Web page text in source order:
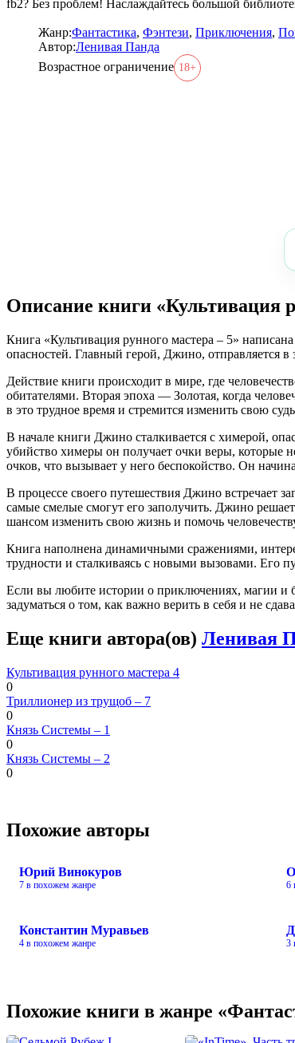
fb2? Без проблем! Наслаждайтесь большой
Жанр:Фантастика, Фэнтези, Приключения,
Автор:Ленивая Панда
Возрастное ограничение 18+
Описание книги «Культивация
Книга «Культивация рунного мастера – 5»
опасностей. Главный герой, Джино, отправляется
Действие книги происходит в мире, где
обитателями. Вторая эпоха — Золотая, когда
в это трудное время и стремится изменить свою
В начале книги Джино сталкивается с химерой,
убийство химеры он получает очки веры, которые
очков, что вызывает у него беспокойство. Он
В процессе своего путешествия Джино встречает
самые смелые смогут его заполучить. Джино
шансом изменить свою жизнь и помочь
Книга наполнена динамичными сражениями,
трудности и сталкиваясь с новыми вызовами. Его
Если вы любите истории о приключениях, магии и
задуматься о том, как важно верить в себя и не
Еще книги автора(ов) Ленивая
Культивация рунного мастера 4
0
Триллионер из трущоб – 7
0
Князь Системы – 1
0
Князь Системы – 2
0
Похожие авторы
Юрий Винокуров
7 в похожем жанре 6
Константин Муравьев
4 в похожем жанре 3
Похожие книги в жанре